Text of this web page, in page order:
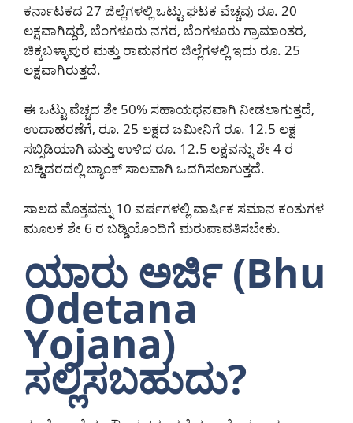
ಕರ್ನಾಟಕದ 27 ಜಿಲ್ಲೆಗಳಲ್ಲಿ ಒಟ್ಟು ಘಟಕ ವೆಚ್ಚವು ರೂ. 20
ಲಕ್ಷವಾಗಿದ್ದರೆ, ಬೆಂಗಳೂರು ನಗರ, ಬೆಂಗಳೂರು ಗ್ರಾಮಾಂತರ,
ಚಿಕ್ಕಬಳ್ಳಾಪುರ ಮತ್ತು ರಾಮನಗರ ಜಿಲ್ಲೆಗಳಲ್ಲಿ ಇದು ರೂ. 25
ಲಕ್ಷವಾಗಿರುತ್ತದೆ.
ಈ ಒಟ್ಟು ವೆಚ್ಚದ ಶೇ 50% ಸಹಾಯಧನವಾಗಿ ನೀಡಲಾಗುತ್ತದೆ,
ಉದಾಹರಣೆಗೆ, ರೂ. 25 ಲಕ್ಷದ ಜಮೀನಿಗೆ ರೂ. 12.5 ಲಕ್ಷ
ಸಬ್ಸಿಡಿಯಾಗಿ ಮತ್ತು ಉಳಿದ ರೂ. 12.5 ಲಕ್ಷವನ್ನು ಶೇ 4 ರ
ಬಡ್ಡಿದರದಲ್ಲಿ ಬ್ಯಾಂಕ್ ಸಾಲವಾಗಿ ಒದಗಿಸಲಾಗುತ್ತದೆ.
ಸಾಲದ ಮೊತ್ತವನ್ನು 10 ವರ್ಷಗಳಲ್ಲಿ ವಾರ್ಷಿಕ ಸಮಾನ ಕಂತುಗಳ
ಮೂಲಕ ಶೇ 6 ರ ಬಡ್ಡಿಯೊಂದಿಗೆ ಮರುಪಾವತಿಸಬೇಕು.
ಯಾರು ಅರ್ಜಿ (Bhu
Odetana
Yojana)
ಸಲ್ಲಿಸಬಹುದು?